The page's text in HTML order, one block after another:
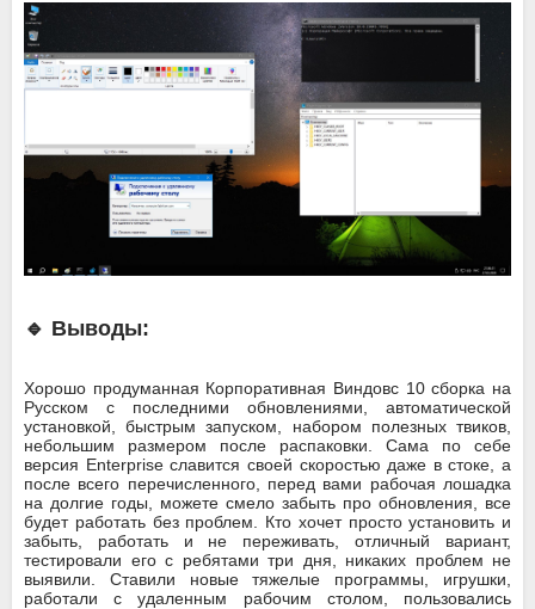
🔹 Выводы:
Хорошо продуманная Корпоративная Виндовс 10 сборка на
Русском с последними обновлениями, автоматической
установкой, быстрым запуском, набором полезных твиков,
небольшим размером после распаковки. Сама по себе
версия Enterprise славится своей скоростью даже в стоке, а
после всего перечисленного, перед вами рабочая лошадка
на долгие годы, можете смело забыть про обновления, все
будет работать без проблем. Кто хочет просто установить и
забыть, работать и не переживать, отличный вариант,
тестировали его с ребятами три дня, никаких проблем не
выявили. Ставили новые тяжелые программы, игрушки,
работали с удаленным рабочим столом, пользовались